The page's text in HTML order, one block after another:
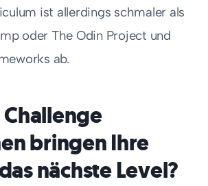
ist allerdings schmaler als
oder The Odin Project und
ab.
bringen Ihre
nächste Level?